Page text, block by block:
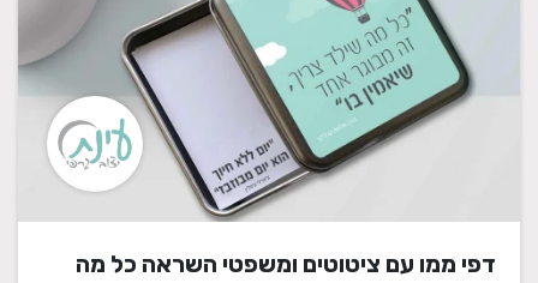
דפי ממו עם ציטוטים ומשפטי השראה כל מה